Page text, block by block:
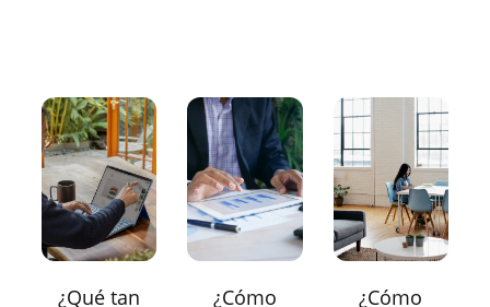
¿Qué tan ¿Cómo ¿Cómo